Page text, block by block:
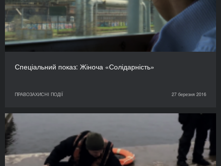
Спеціальний показ: Жіноча «Солідарність»
ПРАВОЗАХИСНІ ПОДІЇ 27 березня 2016